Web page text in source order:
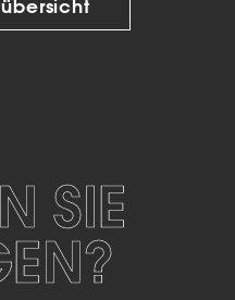
SIE